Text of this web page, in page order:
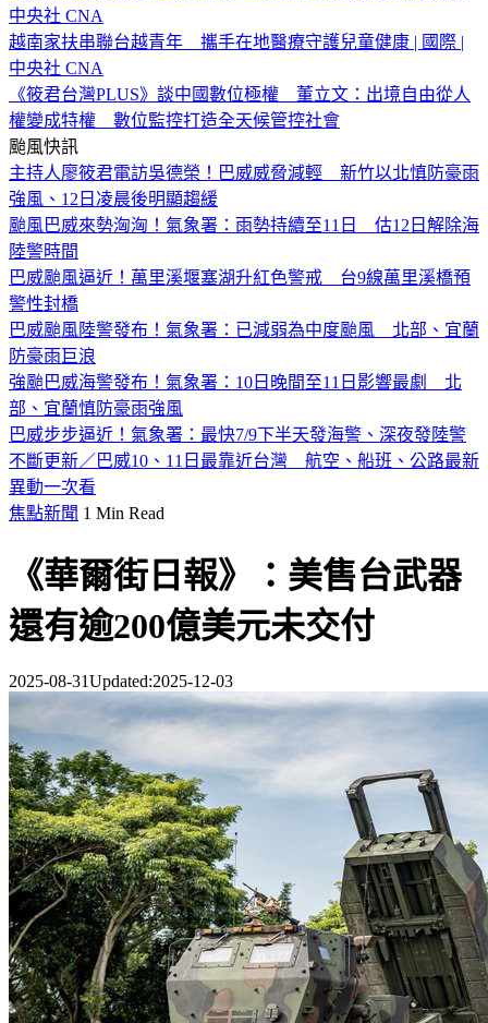
中央社 CNA
越南家扶串聯台越青年 攜手在地醫療守護兒童健康 | 國際 |
中央社 CNA
《筱君台灣PLUS》談中國數位極權 董立文：出境自由從人
權變成特權 數位監控打造全天候管控社會
颱風快訊
主持人廖筱君電訪吳德榮！巴威威脅減輕 新竹以北慎防豪雨
強風、12日凌晨後明顯趨緩
颱風巴威來勢洶洶！氣象署：雨勢持續至11日 估12日解除海
陸警時間
巴威颱風逼近！萬里溪堰塞湖升紅色警戒 台9線萬里溪橋預
警性封橋
巴威颱風陸警發布！氣象署：已減弱為中度颱風 北部、宜蘭
防豪雨巨浪
強颱巴威海警發布！氣象署：10日晚間至11日影響最劇 北
部、宜蘭慎防豪雨強風
巴威步步逼近！氣象署：最快7/9下半天發海警、深夜發陸警
不斷更新／巴威10、11日最靠近台灣 航空、船班、公路最新
異動一次看
焦點新聞 1 Min Read
《華爾街日報》：美售台武器
還有逾200億美元未交付
2025-08-31Updated:2025-12-03